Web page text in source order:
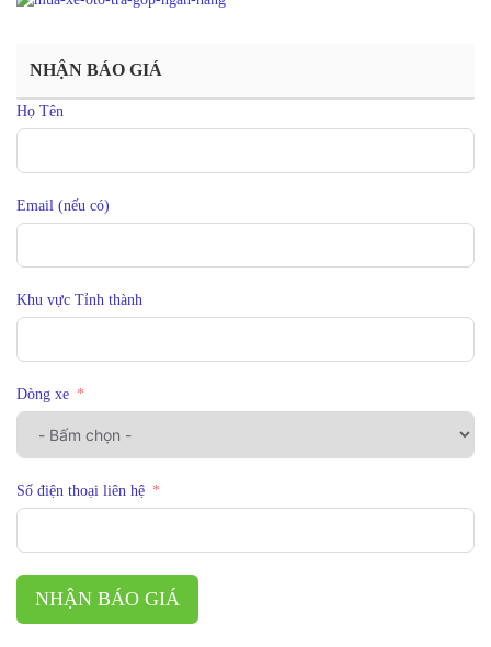
NHẬN BÁO GIÁ
Họ Tên
Email (nếu có)
Khu vực Tỉnh thành
Dòng xe
Số điện thoại liên hệ
NHẬN BÁO GIÁ